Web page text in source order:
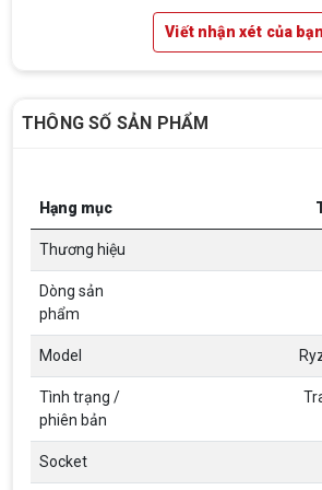
Viết nhận xét của bạn
THÔNG SỐ SẢN PHẨM
Hạng mục
Thương hiệu
Dòng sản
phẩm
Model
Tình trạng /
phiên bản
Socket